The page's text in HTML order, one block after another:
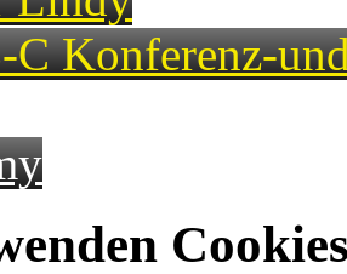
C Konferenz-